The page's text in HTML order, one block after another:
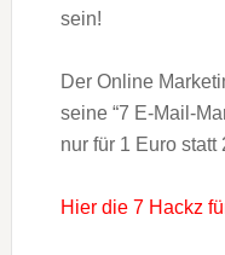
sein!
Der Online
seine “7 E-Mail-
nur für 1 Euro statt
Hier die 7 Hackz